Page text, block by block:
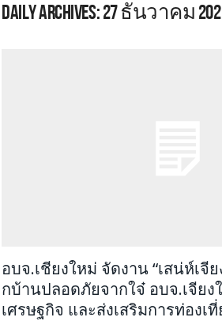
DAILY ARCHIVES:27 ธันวาคม
อบจ.เชียงใหม่ จัดงาน “เสน่ห์เจี
กบ้านปลอดภัยจากใจ๋ อบจ.เจีย
เศรษฐกิจ และส่งเสริมการท่องเ